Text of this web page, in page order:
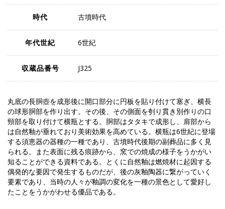
時代 古墳時代
年代世紀 6世紀
収蔵品番号 J325
丸底の長胴壺を成形後に開口部分に円板を貼り付けて塞ぎ、横長
の球形胴部を作り出す。その後、その側面を刳り貫き別作りの口
頸部を取り付けて横瓶とする。胴部はタタキで成形し、肩部から
は自然釉が垂れており美術効果を高めている。横瓶は6世紀に登場
する須恵器の器種の一種であり、古墳時代後期の副葬品に多く見
られる。また表面に残る痕跡から、窯での焼成の様子をうかがい
知ることができる資料である。とくに自然釉は燃焼材に起因する
偶発的な要因で発生するものだが、後の灰釉陶器に繋がっていく
要素であり、当時の人々が釉調の変化を一種の景色として愛好し
たことをうかがわせる優品である。